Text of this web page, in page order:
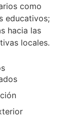
como
educativos;
hacia las
locales.